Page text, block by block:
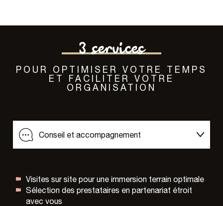
3 services
POUR OPTIMISER VOTRE TEMPS
ET FACILITER VOTRE
ORGANISATION
Conseil et accompagnement
Hébergements, centrale de réservation
Visites sur site pour une immersion terrain optimale
Sélection des prestataires en partenariat étroit
avec vous